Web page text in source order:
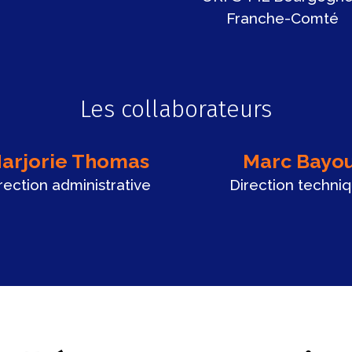
Franche-Comté
Les collaborateurs
Thomas
administrative
Marc
Direction